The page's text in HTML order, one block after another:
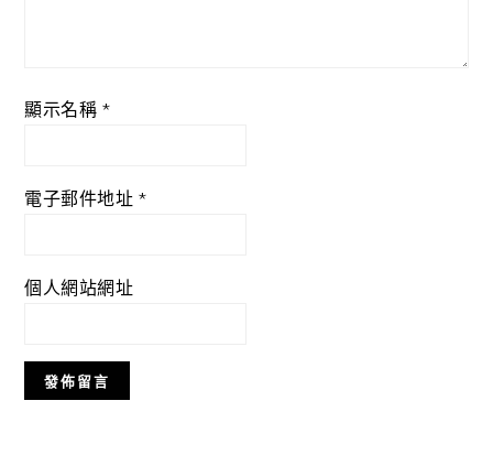
顯示名稱 *
電子郵件地址 *
個人網站網址